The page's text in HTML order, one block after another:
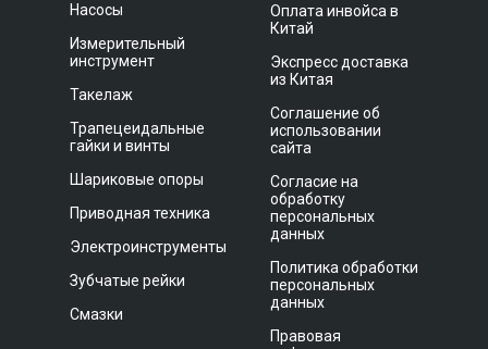
Насосы
Измерительный
инструмент
Такелаж
Трапецеидальные
гайки и винты
Шариковые опоры
Приводная техника
Электроинструменты
Зубчатые рейки
Смазки
Оплата инвойса в
Китай
Экспресс доставка
из Китая
Соглашение об
использовании
сайта
Согласие на
обработку
персональных
данных
Политика обработки
персональных
данных
Правовая